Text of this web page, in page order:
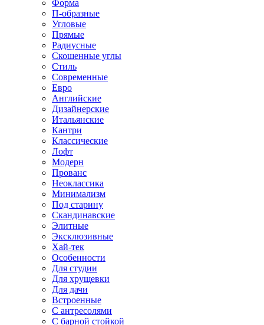
Форма
П-образные
Угловые
Прямые
Радиусные
Скошенные углы
Стиль
Современные
Евро
Английские
Дизайнерские
Итальянские
Кантри
Классические
Лофт
Модерн
Прованс
Неоклассика
Минимализм
Под старину
Скандинавские
Элитные
Эксклюзивные
Хай-тек
Особенности
Для студии
Для хрущевки
Для дачи
Встроенные
С антресолями
С барной стойкой